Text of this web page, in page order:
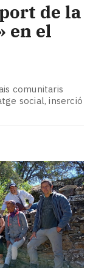
de la
en el
comunitaris
social, inserció